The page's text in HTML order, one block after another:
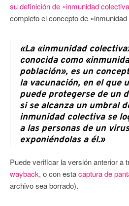
su definición de «inmunidad
completo el concepto de «inmunidad
«La «inmunidad
conocida como
población», es un
la vacunación, en el que
puede protegerse de un
si se alcanza un umbral
inmunidad colectiva se
a las personas de un
exponiéndolas a él.»
Puede verificar la versión anterior a
wayback, o con estacaptura de
archivo sea borrado).